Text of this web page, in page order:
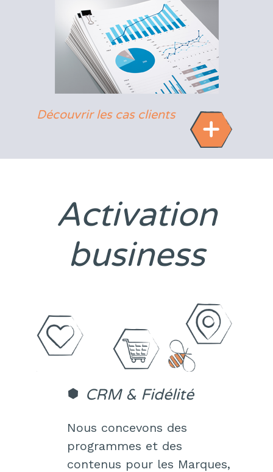
Découvrir les cas clients
Activation
business
CRM & Fidélité
Nous concevons des
programmes et des
contenus pour les Marques,